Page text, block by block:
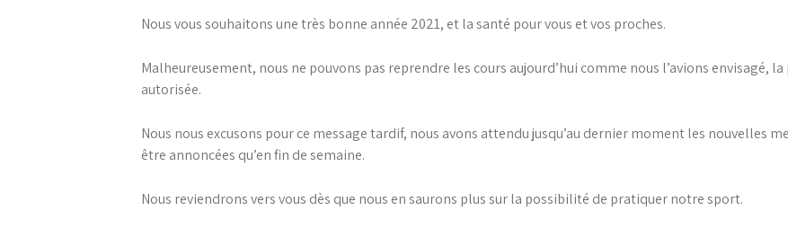
Nous vous souhaitons une très bonne année 2021, et la santé pour vous et vos proches.
Malheureusement, nous ne pouvons pas reprendre les cours aujourd’hui comme nous l’avions envisagé,
autorisée.
Nous nous excusons pour ce message tardif, nous avons attendu jusqu’au dernier moment les nouvelles
être annoncées qu’en fin de semaine.
Nous reviendrons vers vous dès que nous en saurons plus sur la possibilité de pratiquer notre sport.